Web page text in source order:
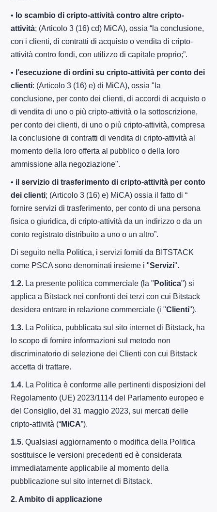
• lo scambio di cripto-attività contro altre cripto-
attività; (Articolo 3 (16) cd) MiCA), ossia “la conclusione,
con i clienti, di contratti di acquisto o vendita di cripto-
attività contro fondi, con utilizzo di capitale proprio;”.
• l’esecuzione di ordini su cripto-attività per conto dei
clienti: (Articolo 3 (16) e) di MiCA), ossia "la
conclusione, per conto dei clienti, di accordi di acquisto o
di vendita di uno o più cripto-attività o la sottoscrizione,
per conto dei clienti, di uno o più cripto-attività, compresa
la conclusione di contratti di vendita di cripto-attività al
momento della loro offerta al pubblico o della loro
ammissione alla negoziazione".
• il servizio di trasferimento di cripto-attività per conto
dei clienti; (Articolo 3 (16) e) MiCA) ossia il fatto di “
fornire servizi di trasferimento, per conto di una persona
fisica o giuridica, di cripto-attività da un indirizzo o da un
conto registrato distribuito a uno o un altro”.
Di seguito nella Politica, i servizi forniti da BITSTACK
come PSCA sono denominati insieme i "Servizi".
1.2. La presente politica commerciale (la " Politica") si
applica a Bitstack nei confronti dei terzi con cui Bitstack
desidera entrare in relazione commerciale (i "Clienti").
1.3. La Politica, pubblicata sul sito internet di Bitstack, ha
lo scopo di fornire informazioni sul metodo non
discriminatorio di selezione dei Clienti con cui Bitstack
accetta di trattare.
1.4. La Politica è conforme alle pertinenti disposizioni del
Regolamento (UE) 2023/1114 del Parlamento europeo e
del Consiglio, del 31 maggio 2023, sui mercati delle
cripto-attività (“MiCA”).
1.5.Qualsiasi aggiornamento o modifica della Politica
sostituisce le versioni precedenti ed è considerata
immediatamente applicabile al momento della
pubblicazione sul sito internet di Bitstack.
2. Ambito di applicazione